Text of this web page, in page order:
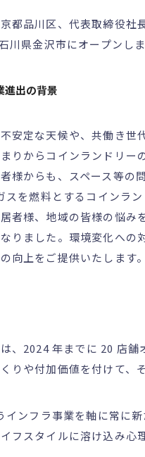
都品川区、代表取締役
川県金沢市にオープンし
出の背景
安定な天候や、共働き
りからコインランドリ
様からも、スペース等の
スを燃料とするコインラ
者様、地域の皆様の悩
りました。環境変化へ
向上をご提供いたします。
、2024 年までに 20 店
りや付加価値を付けて、
インフラ事業を軸に常に
フスタイルに溶け込み